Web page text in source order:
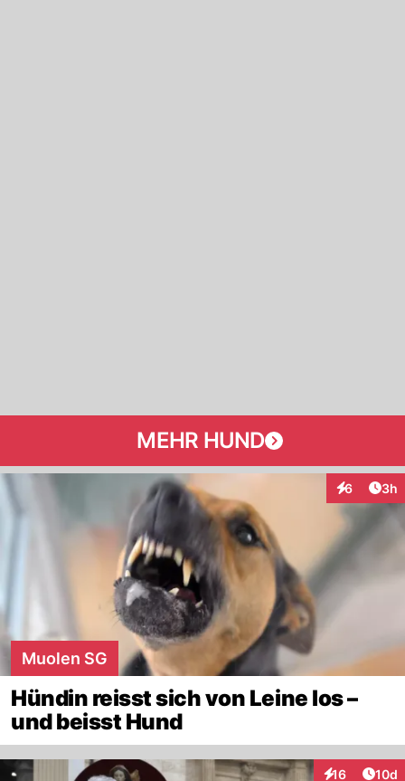
MEHR HUND
6 3h
Muolen SG
Hündin reisst sich von Leine los –
und beisst Hund
16 10d